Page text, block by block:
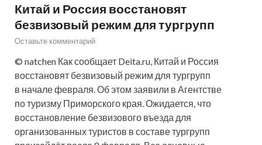
Китай и Россия восстановят
безвизовый режим для тургрупп
Оставьте комментарий
© natchen Как сообщает Deita.ru, Китай и Россия
восстановят безвизовый режим для тургрупп
в начале февраля. Об этом заявили в Агентстве
по туризму Приморского края. Ожидается, что
восстановление безвизового въезда для
организованных туристов в составе тургрупп